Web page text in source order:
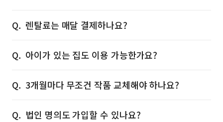
렌탈료는 매달 결제하나요?
아이가 있는 집도 이용 가능한가요?
3개월마다 무조건 작품 교체해야 하나요?
법인 명의도 가입할 수 있나요?